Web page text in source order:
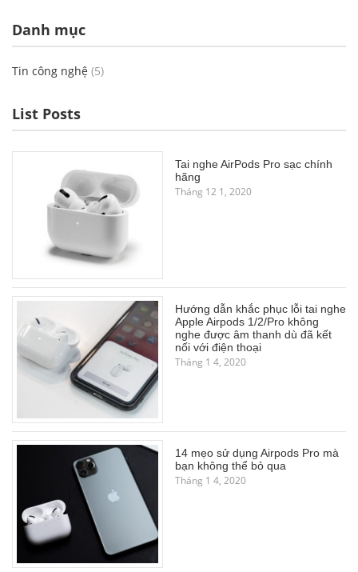
Danh mục
Tin công nghệ (5)
List Posts
Tai nghe AirPods Pro sạc chính
hãng
Tháng 12 1, 2020
Hướng dẫn khắc phục lỗi tai nghe
Apple Airpods 1/2/Pro không
nghe được âm thanh dù đã kết
nối với điện thoại
Tháng 1 4, 2020
14 mẹo sử dụng Airpods Pro mà
bạn không thể bỏ qua
Tháng 1 4, 2020